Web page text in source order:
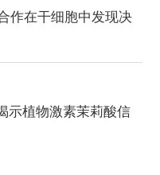
作在干细胞中发现决
示植物激素茉莉酸信